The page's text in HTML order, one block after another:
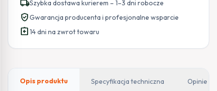
local_shippingSzybka dostawa kurierem – 1–3 dni robocze
verified_userGwarancja producenta i profesjonalne wsparcie
assignment_return14 dni na zwrot towaru
Opis produktu Specyfikacja techniczna Opinie